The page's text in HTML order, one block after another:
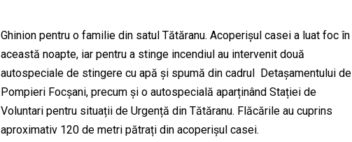
Ghinion pentru o familie din satul Tătăranu. Acoperișul casei a luat foc în
această noapte, iar pentru a stinge incendiul au intervenit două
autospeciale de stingere cu apă și spumă din cadrul Detașamentului de
Pompieri Focșani, precum și o autospecială aparținând Stației de
Voluntari pentru situații de Urgență din Tătăranu. Flăcările au cuprins
aproximativ 120 de metri pătrați din acoperișul casei.